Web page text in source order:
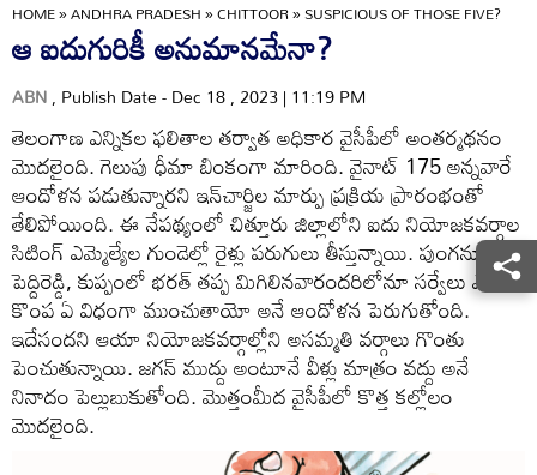
HOME»ANDHRA PRADESH»CHITTOOR»SUSPICIOUS OF THOSE FIVE?
ఆ ఐదుగురికీ అనుమానమేనా?
ABN, Publish Date - Dec 18 , 2023 | 11:19 PM
తెలంగాణ ఎన్నికల ఫలితాల తర్వాత అధికార వైసీపీలో అంతర్మథనం
మొదలైంది. గెలుపు ధీమా బింకంగా మారింది. వైనాట్‌ 175 అన్నవారే
ఆందోళన పడుతున్నారని ఇన్‌చార్జిల మార్పు ప్రక్రియ ప్రారంభంతో
తేలిపోయింది. ఈ నేపథ్యంలో చిత్తూరు జిల్లాలోని ఐదు నియోజకవర్గాల
సిటింగ్‌ ఎమ్మెల్యేల గుండెల్లో రైళ్లు పరుగులు తీస్తున్నాయి. పుంగనూరులో
పెద్దిరెడ్డి, కుప్పంలో భరత్‌ తప్ప మిగిలినవారందరిలోనూ సర్వేలు ఎవరి
కొంప ఏ విధంగా ముంచుతాయో అనే ఆందోళన పెరుగుతోంది.
ఇదేసందని ఆయా నియోజకవర్గాల్లోని అసమ్మతి వర్గాలు గొంతు
పెంచుతున్నాయి. జగన్‌ ముద్దు అంటూనే వీళ్లు మాత్రం వద్దు అనే
నినాదం పెల్లుబుకుతోంది. మొత్తంమీద వైసీపీలో కొత్త కల్లోలం
మొదలైంది.